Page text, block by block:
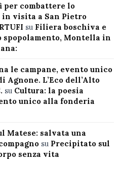
per combattere lo
visita a San Pietro
su Filiera boschiva e
Montella in
le campane, evento unico
L’Eco dell’Alto
su Cultura: la poesia
unico alla fonderia
Matese: salvata una
su Precipitato sul
senza vita